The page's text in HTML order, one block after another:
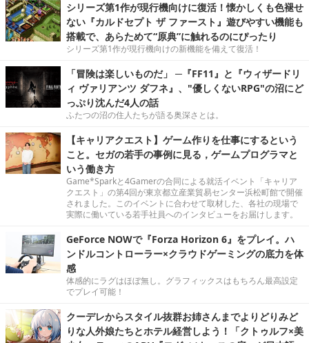
シリーズ第1作が現行機向けに復活！懐かしくも色褪せ
ない『カルドセプト ザ ファースト』遊びやすい機能も
搭載で、あらためて“原典”に触れるのにぴったり
シリーズ第1作が現行機向けの新機能を備えて復活！
「冒険は楽しいものだ」 ─『FF11』と『ウィザードリ
ィ ヴァリアンツ ダフネ』、"優しくないRPG"の沼にど
っぷり沈んだ4人の話
ふたつの沼の住人たちが語る奥深さとは。
【キャリアクエスト】ゲーム作りを仕事にするという
こと。セガの若手の事例に見る，ゲームプログラマと
いう働き方
Game*Sparkと4Gamerの合同による就活イベント「キャリア
クエスト」の第4回が東京都立産業貿易センター浜松町館で開催
されました。このイベントに合わせて取材した、各社の現場で
実際に働いている若手社員へのインタビューをお届けします。
GeForce NOWで『Forza Horizon 6』をプレイ。ハ
ンドルコントローラー×クラウドゲーミングの底力を体
感
体感的にラグはほぼ無し。グラフィックスはもちろん最高設定
でプレイ可能！
クーデレからスタイル抜群お姉さんまでよりどりみど
りな人外娘たちとホテル経営しよう！「クトゥルフ×美